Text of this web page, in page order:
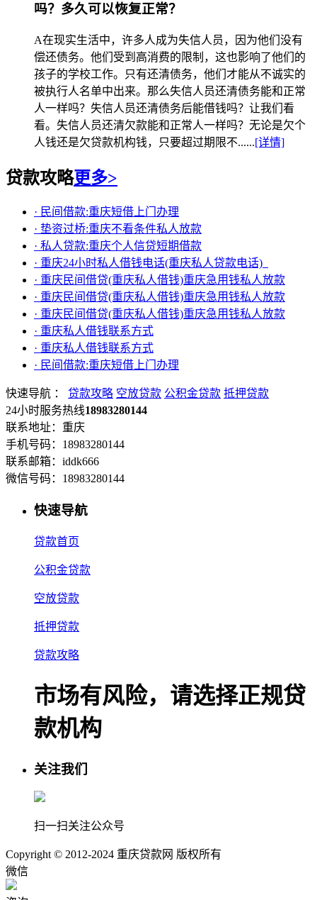
吗？多久可以恢复正常？
A在现实生活中，许多人成为失信人员，因为他们没有
偿还债务。他们受到高消费的限制，这也影响了他们的
孩子的学校工作。只有还清债务，他们才能从不诚实的
被执行人名单中出来。那么失信人员还清债务能和正常
人一样吗？失信人员还清债务后能借钱吗？让我们看
看。失信人员还清欠款能和正常人一样吗？无论是欠个
人钱还是欠贷款机构钱，只要超过期限不......[详情]
贷款攻略更多>
· 民间借款:重庆短借上门办理
· 垫资过桥:重庆不看条件私人放款
· 私人贷款:重庆个人信贷短期借款
· 重庆24小时私人借钱电话(重庆私人贷款电话)
· 重庆民间借贷(重庆私人借钱)重庆急用钱私人放款
· 重庆民间借贷(重庆私人借钱)重庆急用钱私人放款
· 重庆民间借贷(重庆私人借钱)重庆急用钱私人放款
· 重庆私人借钱联系方式
· 重庆私人借钱联系方式
· 民间借款:重庆短借上门办理
快速导航 ： 贷款攻略 空放贷款 公积金贷款 抵押贷款
24小时服务热线18983280144
联系地址：重庆
手机号码：18983280144
联系邮箱：iddk666
微信号码：18983280144
快速导航
贷款首页
公积金贷款
空放贷款
抵押贷款
贷款攻略
市场有风险，请选择正规贷
款机构
关注我们
扫一扫关注公众号
Copyright © 2012-2024 重庆贷款网 版权所有
微信